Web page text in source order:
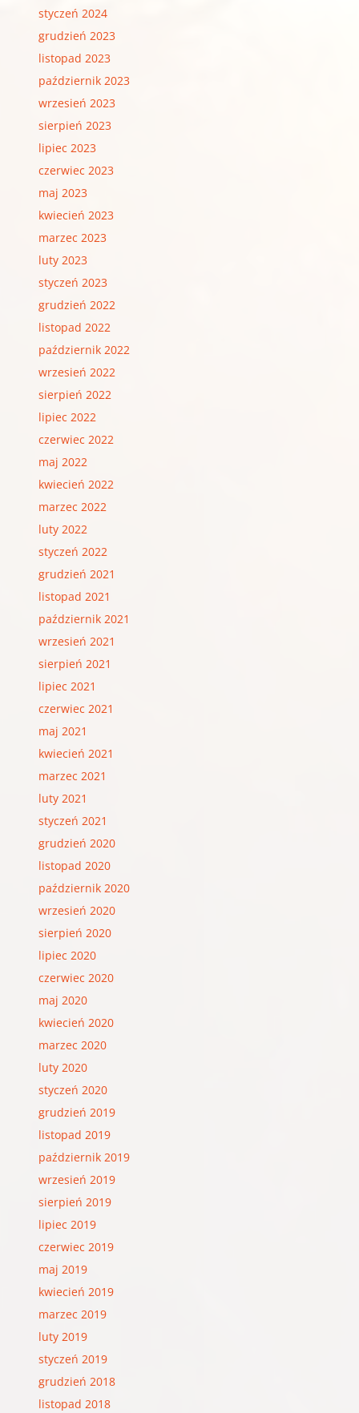
styczeń 2024
grudzień 2023
listopad 2023
październik 2023
wrzesień 2023
sierpień 2023
lipiec 2023
czerwiec 2023
maj 2023
kwiecień 2023
marzec 2023
luty 2023
styczeń 2023
grudzień 2022
listopad 2022
październik 2022
wrzesień 2022
sierpień 2022
lipiec 2022
czerwiec 2022
maj 2022
kwiecień 2022
marzec 2022
luty 2022
styczeń 2022
grudzień 2021
listopad 2021
październik 2021
wrzesień 2021
sierpień 2021
lipiec 2021
czerwiec 2021
maj 2021
kwiecień 2021
marzec 2021
luty 2021
styczeń 2021
grudzień 2020
listopad 2020
październik 2020
wrzesień 2020
sierpień 2020
lipiec 2020
czerwiec 2020
maj 2020
kwiecień 2020
marzec 2020
luty 2020
styczeń 2020
grudzień 2019
listopad 2019
październik 2019
wrzesień 2019
sierpień 2019
lipiec 2019
czerwiec 2019
maj 2019
kwiecień 2019
marzec 2019
luty 2019
styczeń 2019
grudzień 2018
listopad 2018